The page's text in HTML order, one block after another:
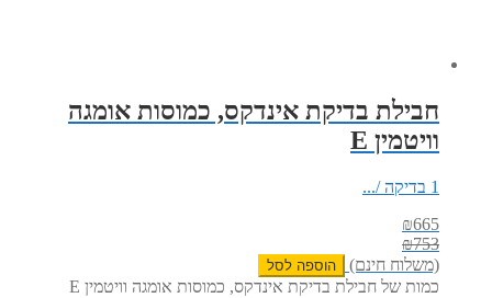
חבילת בדיקת אינדקס, כמוסות אומגה
וויטמין E
1 בדיקה /...
₪665
₪753
(משלוח חינם)
הוספה לסל
כמות של חבילת בדיקת אינדקס, כמוסות אומגה וויטמין E